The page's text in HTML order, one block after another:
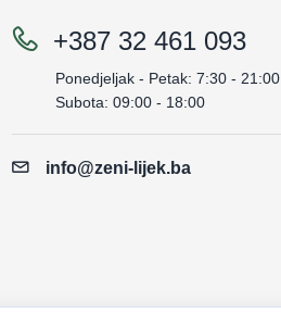
+387 32 461 093
Ponedjeljak - Petak: 7:30 - 21:00
Subota: 09:00 - 18:00
info@zeni-lijek.ba